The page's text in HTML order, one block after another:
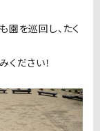
を巡回し、たく
ください！